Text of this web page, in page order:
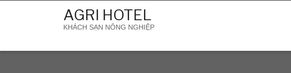
AGRI HOTEL
KHÁCH SẠN NÔNG NGHIỆP